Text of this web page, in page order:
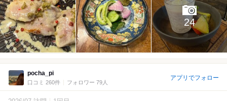
24
pocha_pi
口コミ 260件 フォロワー 79人
アプリでフォロー